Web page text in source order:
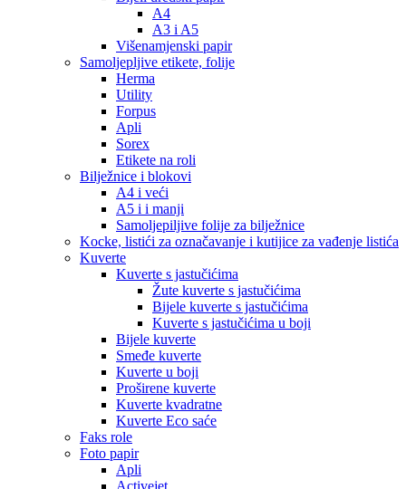
A4
A3 i A5
Višenamjenski papir
Samoljepljive etikete, folije
Herma
Utility
Forpus
Apli
Sorex
Etikete na roli
Bilježnice i blokovi
A4 i veći
A5 i i manji
Samoljepiljive folije za bilježnice
Kocke, listići za označavanje i kutijice za vađenje listića
Kuverte
Kuverte s jastučićima
Žute kuverte s jastučićima
Bijele kuverte s jastučićima
Kuverte s jastučićima u boji
Bijele kuverte
Smeđe kuverte
Kuverte u boji
Proširene kuverte
Kuverte kvadratne
Kuverte Eco saće
Faks role
Foto papir
Apli
Activejet